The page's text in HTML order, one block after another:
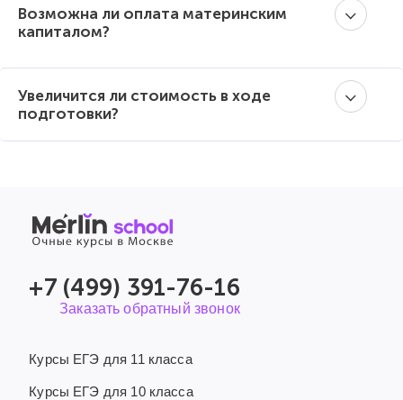
Возможна ли оплата материнским
капиталом?
Увеличится ли стоимость в ходе
подготовки?
Курсы ЕГЭ для 11 класса
Курсы ЕГЭ для 10 класса
+7 (499) 391-76-16
Заказать обратный звонок